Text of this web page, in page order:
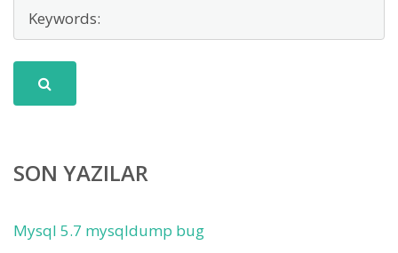
SON YAZILAR
Mysql 5.7 mysqldump bug